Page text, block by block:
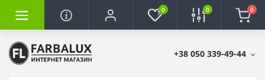
0 0 0
+38 050 339-49-44